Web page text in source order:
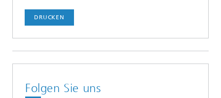
DRUCKEN
Folgen Sie uns